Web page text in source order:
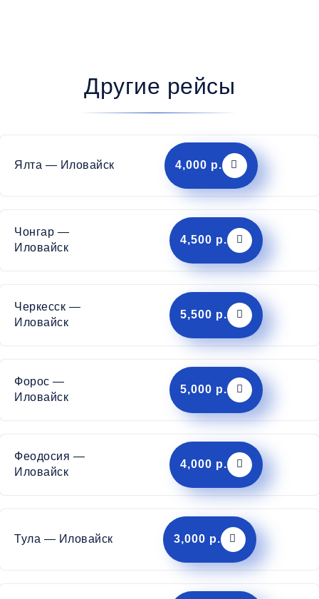
Другие рейсы
Ялта — Иловайск 4,000 р.
Чонгар —
Иловайск
4,500 р.
Черкесск —
Иловайск
5,500 р.
Форос —
Иловайск
5,000 р.
Феодосия —
Иловайск
4,000 р.
Тула — Иловайск 3,000 р.